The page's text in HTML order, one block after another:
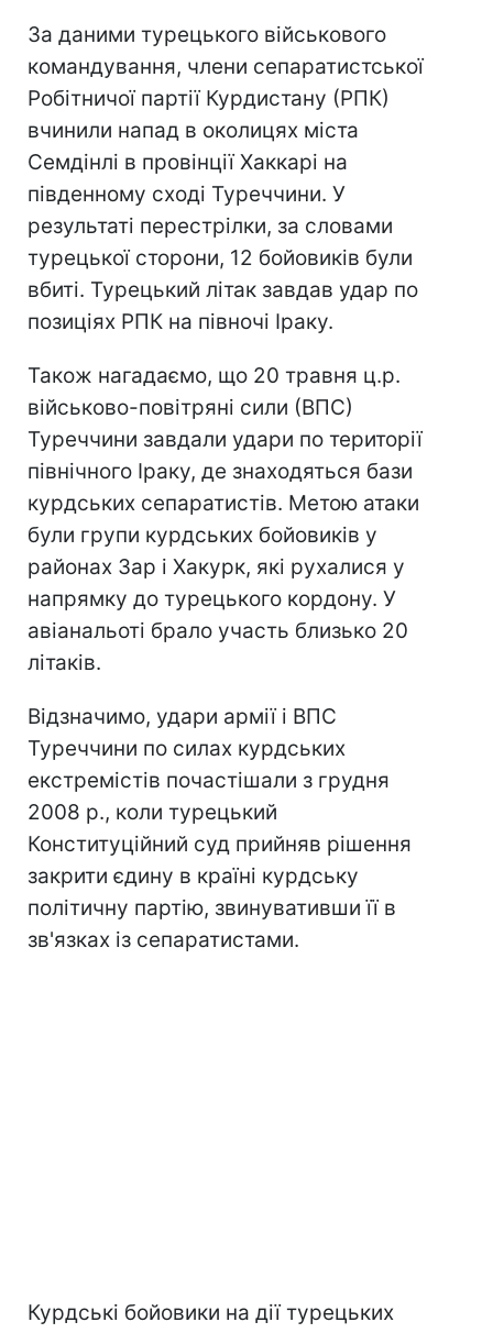
За даними турецького військового
командування, члени сепаратистської
Робітничої партії Курдистану (РПК)
вчинили напад в околицях міста
Семдінлі в провінції Хаккарі на
південному сході Туреччини. У
результаті перестрілки, за словами
турецької сторони, 12 бойовиків були
вбиті. Турецький літак завдав удар по
позиціях РПК на півночі Іраку.
Також нагадаємо, що 20 травня ц.р.
військово-повітряні сили (ВПС)
Туреччини завдали удари по території
північного Іраку, де знаходяться бази
курдських сепаратистів. Метою атаки
були групи курдських бойовиків у
районах Зар і Хакурк, які рухалися у
напрямку до турецького кордону. У
авіанальоті брало участь близько 20
літаків.
Відзначимо, удари армії і ВПС
Туреччини по силах курдських
екстремістів почастішали з грудня
2008 р., коли турецький
Конституційний суд прийняв рішення
закрити єдину в країні курдську
політичну партію, звинувативши її в
зв'язках із сепаратистами.
Курдські бойовики на дії турецьких